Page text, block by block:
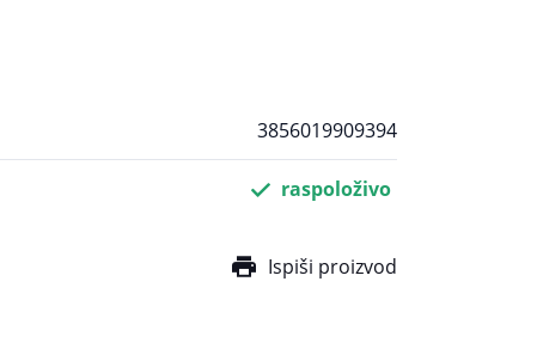
3856019909394
raspoloživo
Ispiši proizvod